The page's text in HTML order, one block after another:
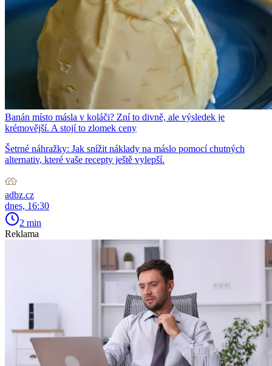
Banán místo másla v koláči? Zní to divně, ale výsledek je
krémovější. A stojí to zlomek ceny
Šetrné náhražky: Jak snížit náklady na máslo pomocí chutných
alternativ, které vaše recepty ještě vylepší.
adbz.cz
dnes, 16:30
2 min
Reklama